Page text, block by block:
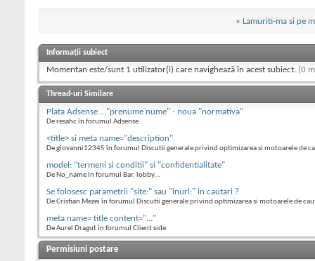
« Lamuriti-ma si pe
Informații subiect
Momentan este/sunt 1 utilizator(i) care navighează în acest subiect. (0
Thread-uri Similare
Plata Adsense ..."prenume nume" - noua "normativa"
De resahc în forumul Adsense
<title> si meta name="description"
De giovanni12345 în forumul Discutii generale privind optimizarea si motoarele de
model: "termeni si conditii" si "confidentialitate"
De No_name în forumul Bar, lobby...
Se folosesc parametrii "site:" sau "inurl:" in cautari ?
De Cristian Mezei în forumul Discutii generale privind optimizarea si motoarele de
meta name= title content="..."
De Aurel Dragut în forumul Client side
Permisiuni postare